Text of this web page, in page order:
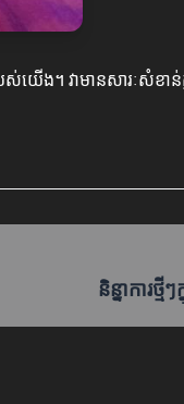
យើង។ វាមានសារៈសំខា
និន្នាការថ្